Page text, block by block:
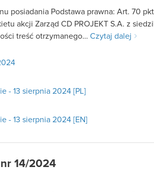
posiadania Podstawa prawna: Art. 70
akcji Zarząd CD PROJEKT S.A. z
treść otrzymanego… Czytaj dalej
- 13 sierpnia 2024 [PL]
- 13 sierpnia 2024 [EN]
14/2024